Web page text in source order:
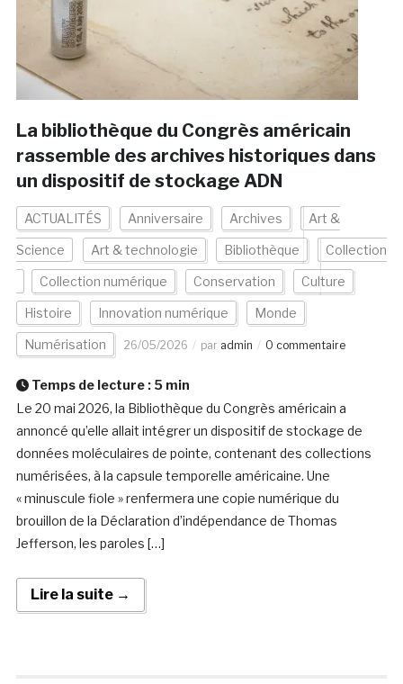
La bibliothèque du Congrès américain
rassemble des archives historiques dans
un dispositif de stockage ADN
ACTUALITÉS Anniversaire Archives Art &
Science Art & technologie Bibliothèque Collection
Collection numérique Conservation Culture
Histoire Innovation numérique Monde
Numérisation 26/05/2026 par admin 0 commentaire
Temps de lecture : 5 min
Le 20 mai 2026, la Bibliothèque du Congrès américain a
annoncé qu’elle allait intégrer un dispositif de stockage de
données moléculaires de pointe, contenant des collections
numérisées, à la capsule temporelle américaine. Une
« minuscule fiole » renfermera une copie numérique du
brouillon de la Déclaration d’indépendance de Thomas
Jefferson, les paroles […]
Lire la suite →